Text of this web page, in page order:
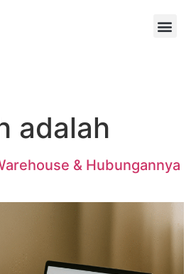
adalah
& Hubungannya